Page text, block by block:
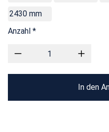
2430 mm
Anzahl *
In den